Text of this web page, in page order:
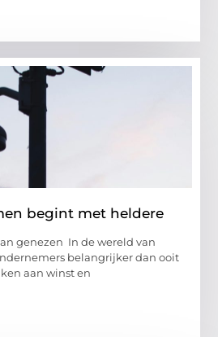
begint met heldere
genezen In de wereld van
belangrijker dan ooit
aan winst en